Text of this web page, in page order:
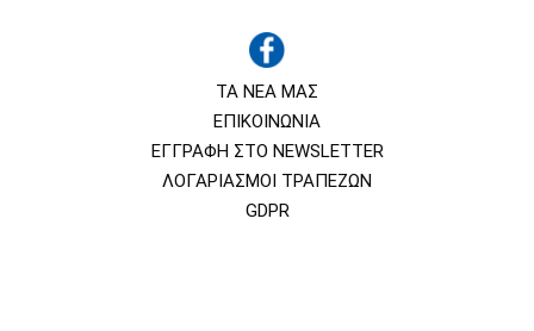
ΤΑ ΝΕΑ ΜΑΣ
ΕΠΙΚΟΙΝΩΝΙΑ
ΕΓΓΡΑΦΗ ΣΤΟ NEWSLETTER
ΛΟΓΑΡΙΑΣΜΟΙ ΤΡΑΠΕΖΩΝ
GDPR